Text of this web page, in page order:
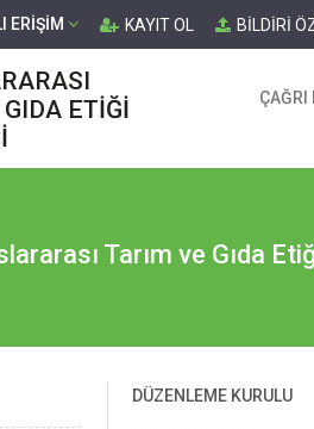
ERİŞİM KAYIT OL BİLDİRİ
ETİĞİ
ÇAĞRI
Tarım ve Gıda
DÜZENLEME KURULU